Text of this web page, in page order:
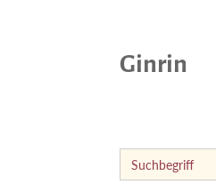
Ginrin
Search
for: